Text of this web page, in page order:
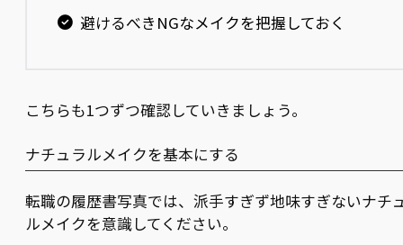
避けるべきNGなメイクを把握しておく
こちらも1つずつ確認していきましょう。
ナチュラルメイクを基本にする
転職の履歴書写真では、派手すぎず地味すぎないナチ
ルメイクを意識してください。